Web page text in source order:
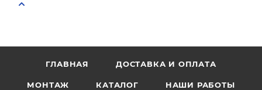
ГЛАВНАЯ ДОСТАВКА И ОПЛАТА
МОНТАЖ КАТАЛОГ НАШИ РАБОТЫ